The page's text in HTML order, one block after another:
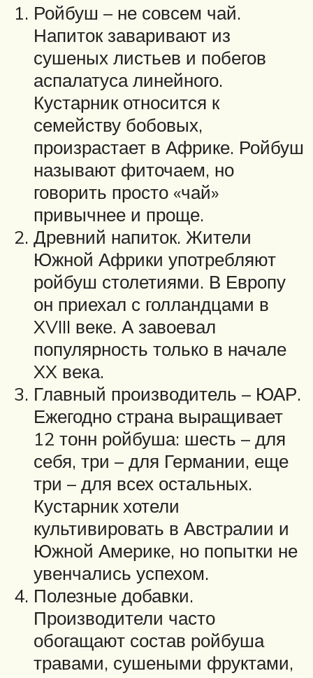
Ройбуш – не совсем чай.
Напиток заваривают из
сушеных листьев и побегов
аспалатуса линейного.
Кустарник относится к
семейству бобовых,
произрастает в Африке. Ройбуш
называют фиточаем, но
говорить просто «чай»
привычнее и проще.
Древний напиток. Жители
Южной Африки употребляют
ройбуш столетиями. В Европу
он приехал с голландцами в
XVIII веке. А завоевал
популярность только в начале
XX века.
Главный производитель – ЮАР.
Ежегодно страна выращивает
12 тонн ройбуша: шесть – для
себя, три – для Германии, еще
три – для всех остальных.
Кустарник хотели
культивировать в Австралии и
Южной Америке, но попытки не
увенчались успехом.
Полезные добавки.
Производители часто
обогащают состав ройбуша
травами, сушеными фруктами,